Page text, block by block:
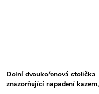
Dolní dvoukořenová stolička
znázorňující napadení kazem,